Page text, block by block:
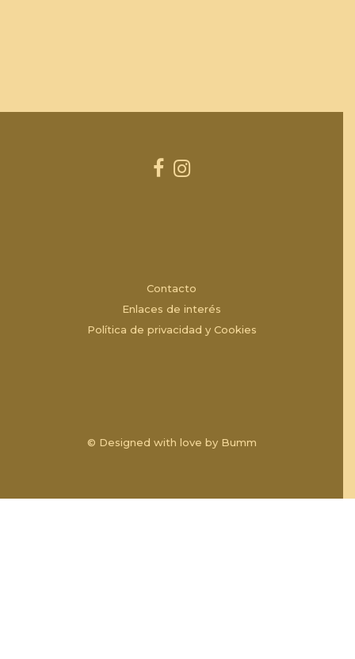
Contacto
Enlaces de interés
Política de privacidad y Cookies
© Designed with love by Bumm